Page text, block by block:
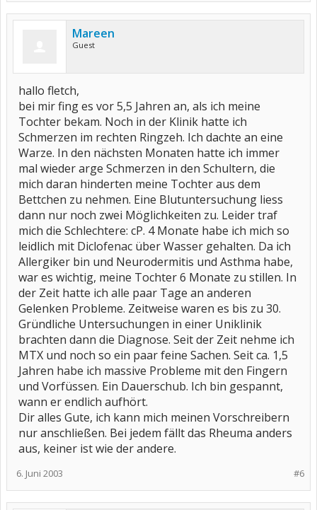
Mareen
Guest
hallo fletch,
bei mir fing es vor 5,5 Jahren an, als ich meine
Tochter bekam. Noch in der Klinik hatte ich
Schmerzen im rechten Ringzeh. Ich dachte an eine
Warze. In den nächsten Monaten hatte ich immer
mal wieder arge Schmerzen in den Schultern, die
mich daran hinderten meine Tochter aus dem
Bettchen zu nehmen. Eine Blutuntersuchung liess
dann nur noch zwei Möglichkeiten zu. Leider traf
mich die Schlechtere: cP. 4 Monate habe ich mich so
leidlich mit Diclofenac über Wasser gehalten. Da ich
Allergiker bin und Neurodermitis und Asthma habe,
war es wichtig, meine Tochter 6 Monate zu stillen. In
der Zeit hatte ich alle paar Tage an anderen
Gelenken Probleme. Zeitweise waren es bis zu 30.
Gründliche Untersuchungen in einer Uniklinik
brachten dann die Diagnose. Seit der Zeit nehme ich
MTX und noch so ein paar feine Sachen. Seit ca. 1,5
Jahren habe ich massive Probleme mit den Fingern
und Vorfüssen. Ein Dauerschub. Ich bin gespannt,
wann er endlich aufhört.
Dir alles Gute, ich kann mich meinen Vorschreibern
nur anschließen. Bei jedem fällt das Rheuma anders
aus, keiner ist wie der andere.
#6
6. Juni 2003